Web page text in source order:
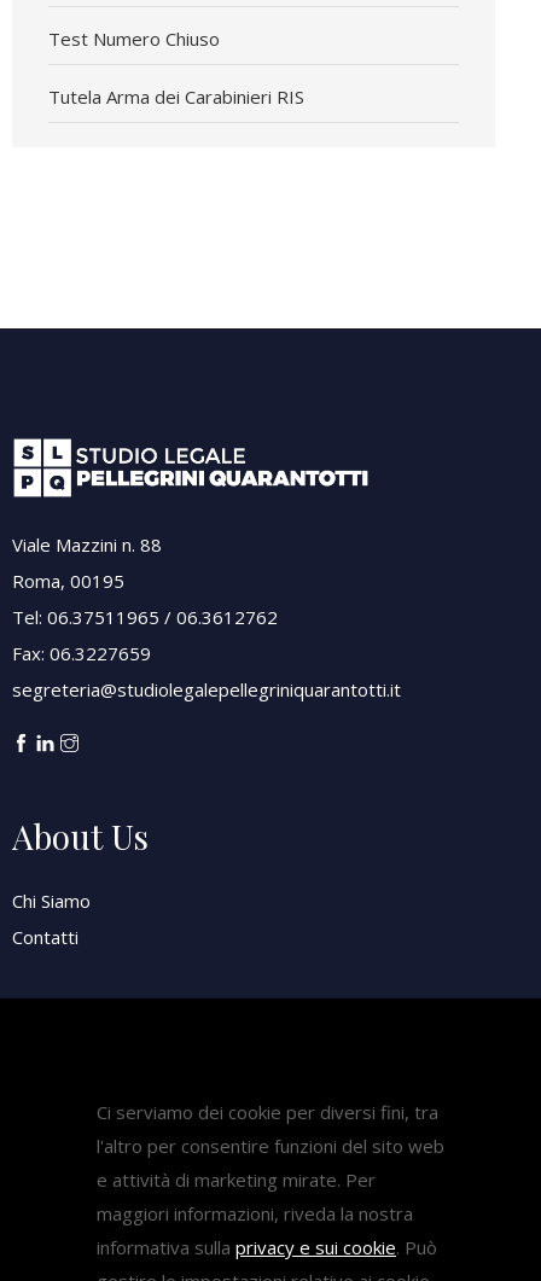
Ci serviamo dei cookie per diversi fini, tra
l'altro per consentire funzioni del sito web
e attività di marketing mirate. Per
maggiori informazioni, riveda la nostra
informativa sulla privacy e sui cookie. Può
Test Numero Chiuso
Tutela Arma dei Carabinieri RIS
Viale Mazzini n. 88
Roma, 00195
Tel: 06.37511965 / 06.3612762
Fax: 06.3227659
segreteria@studiolegalepellegriniquarantotti.it
About Us
Chi Siamo
Contatti
Pubblicazioni
Diritto Sanitario
Diritto del lavoro
Come fare ricorso medicina